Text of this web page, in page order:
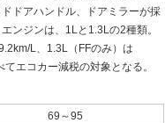
ドアハンドル、ドアミラーが採
ンジンは、1Lと1.3Lの2種類。
L、1.3L（FFのみ）は
エコカー減税の対象となる。
69～95